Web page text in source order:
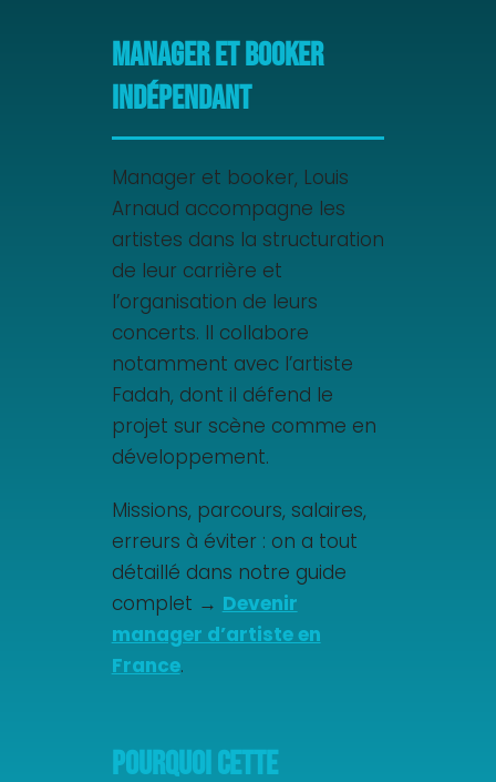
Manager et booker
indépendant
Manager et booker, Louis
Arnaud accompagne les
artistes dans la structuration
de leur carrière et
l’organisation de leurs
concerts. Il collabore
notamment avec l’artiste
Fadah, dont il défend le
projet sur scène comme en
développement.
Missions, parcours, salaires,
erreurs à éviter : on a tout
détaillé dans notre guide
complet → Devenir
manager d’artiste en
France.
Pourquoi cette